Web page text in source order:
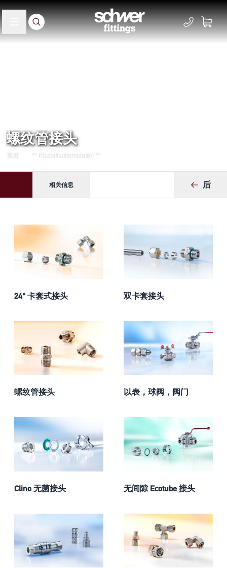
螺纹管接头
首页 ** Klassifikationsdaten **
相关信息 后
24° 卡套式接头 双卡套接头
螺纹管接头 以表，球阀，阀门
Clino 无菌接头 无间隙 Ecotube 接头